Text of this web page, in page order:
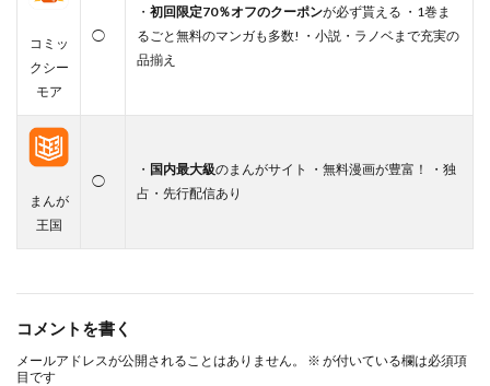
コミッ
クシー
モア
◯
・ 初回限定70％オフのクーポンが必ず貰える ・1巻ま
るごと無料のマンガも多数! ・小説・ラノベまで充実の
品揃え
まんが
王国
◯
・ 国内最大級のまんがサイト ・無料漫画が豊富！ ・独
占・先行配信あり
コメントを書く
メールアドレスが公開されることはありません。 ※ が付いている欄は必須項
目です